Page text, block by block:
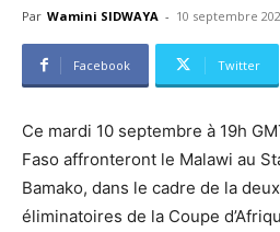
Par Wamini SIDWAYA - 10 septembre
Facebook Twitter
Ce mardi 10 septembre à 19h
Faso affronteront le Malawi au
Bamako, dans le cadre de la
éliminatoires de la Coupe